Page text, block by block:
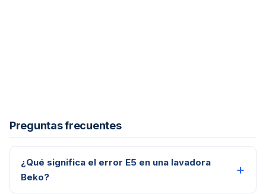
Preguntas frecuentes
¿Qué significa el error E5 en una lavadora
Beko?